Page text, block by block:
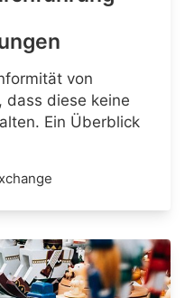
von
dass diese keine
Ein Überblick